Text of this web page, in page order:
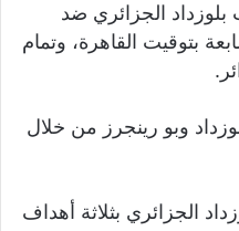
الجزائري ضد
بتوقيت القاهرة، وتمام
وبو رينجرز من خلال
الجزائري بثلاثة أهداف